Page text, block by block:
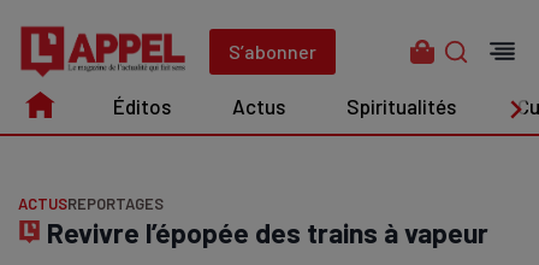
contenu
S’abonner
Édito Actus Spiritualités Culture
Éditos Actus Spiritualités
ACTUSREPORTAGES
Revivre l’épopée des trains à vapeur